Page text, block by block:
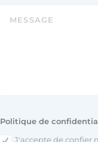
Politique de
J'accepte de confier